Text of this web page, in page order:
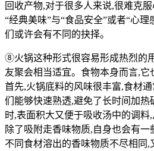
回收产物,对于很多人来说,很难克
“经典美味”与“食品安全”或者“心
们或许会有不同的抉择。
⑧火锅这种形式很容易形成热烈的
友聚会相当适宜。食物本身而言,它
首先,火锅底料的风味很丰富,食材
们能够快速熟透,避免了长时间加热
时,表面积大又便于吸收汤中的调
除了吸附走香味物质,自身也会有一
不同食材溶出的香味物质不尽相同